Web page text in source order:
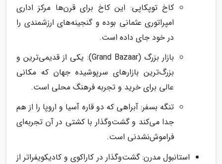
کاخ توپکاپی: این کاخ برای قرن‌ها مرکز اداری
امپراتوری عثمانی بوده و گنجینه‌های ارزشمندی را
در خود جای داده است.
بازار بزرگ (Grand Bazaar): یکی از قدیمی‌ترین و
بزرگ‌ترین بازارهای سرپوشیده جهان که مکانی
عالی برای خرید و تجربه فرهنگ محلی است.
تنگه بسفر: آبراهی که دو قاره آسیا و اروپا را از هم
جدا می‌کند و گشت‌وگذار با کشتی در آن تجربه‌ای
فراموش‌نشدنی است.
استانبول مدرن: گشت‌وگذار در کاراکوی و کادیکویفراتر از